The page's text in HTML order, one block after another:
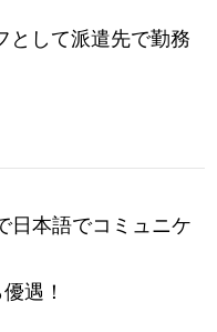
として派遣先で勤務
日本語でコミュニケ
遇！